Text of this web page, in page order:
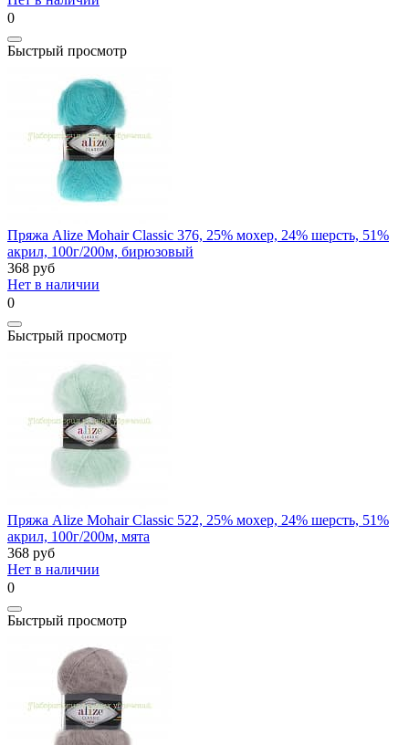
0
Быстрый просмотр
Пряжа Alize Mohair Classic 376, 25% мохер, 24% шерсть, 51%
акрил, 100г/200м, бирюзовый
368 руб
Нет в наличии
0
Быстрый просмотр
Пряжа Alize Mohair Classic 522, 25% мохер, 24% шерсть, 51%
акрил, 100г/200м, мята
368 руб
Нет в наличии
0
Быстрый просмотр